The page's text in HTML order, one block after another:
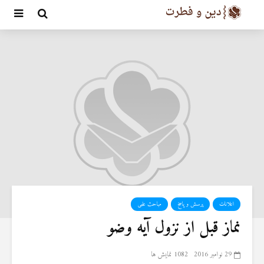
اعلانات پرسش و پاسخ مباحث علمی
نماز قبل از نزول آیه وضو
29 نوامبر 2016 1082 نمایش ها